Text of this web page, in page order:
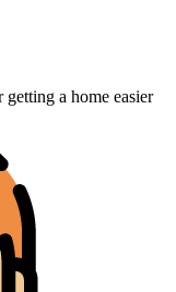
a home easier